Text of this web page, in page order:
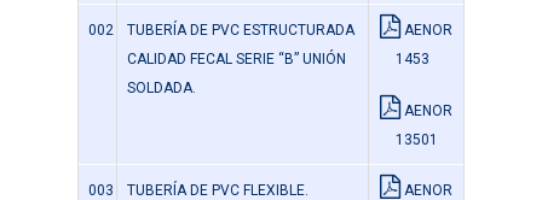
002
TUBERÍA DE PVC ESTRUCTURADA
CALIDAD FECAL SERIE “B” UNIÓN
SOLDADA.
AENOR
1453
AENOR
13501
003 TUBERÍA DE PVC FLEXIBLE.
AENOR